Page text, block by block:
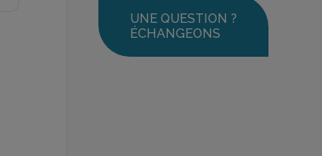
UNE QUESTION ?
ÉCHANGEONS